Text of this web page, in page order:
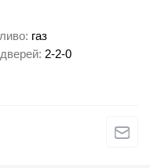
газ
2-2-0